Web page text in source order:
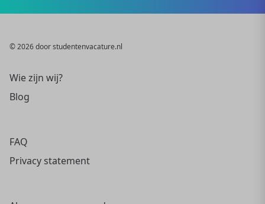
© 2026 door studentenvacature.nl
Wie zijn wij?
Blog
FAQ
Privacy statement